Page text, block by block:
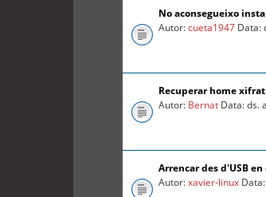
No aconsegueixo
Autor:cueta1947 Data:
Recuperar home
Autor: Bernat Data: ds.
Arrencar des d'USB
Autor:xavier-linux